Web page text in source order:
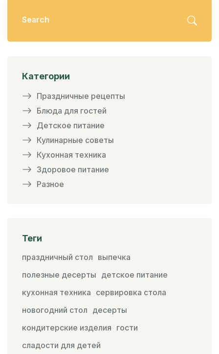
Категории
Праздничные рецепты
Блюда для гостей
Детское питание
Кулинарные советы
Кухонная техника
Здоровое питание
Разное
Теги
праздничный стол выпечка
полезные десерты детское питание
кухонная техника сервировка стола
новогодний стол десерты
кондитерские изделия гости
сладости для детей